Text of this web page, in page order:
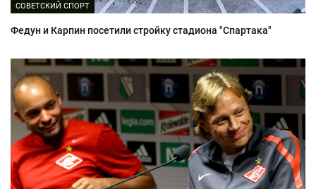
СОВЕТСКИЙ СПОРТ
Федун и Карпин посетили стройку стадиона "Спартака"